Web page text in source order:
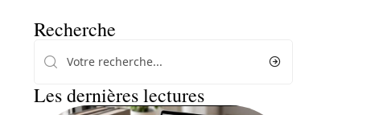
Recherche
Les dernières lectures